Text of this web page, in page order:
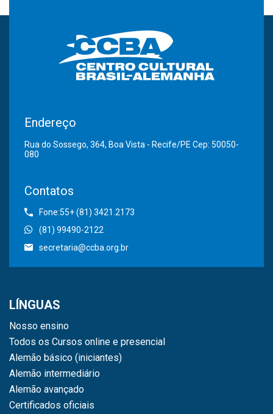
Endereço
Rua do Sossego, 364, Boa Vista - Recife/PE Cep: 50050-
080
Contatos
Fone:55+ (81) 3421.2173
(81) 99490-2122
secretaria@ccba.org.br
LÍNGUAS
Nosso ensino
Todos os Cursos online e presencial
Alemão básico (iniciantes)
Alemão intermediário
Alemão avançado
Certificados oficiais